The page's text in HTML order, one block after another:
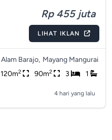
Rp 455 juta
LIHAT IKLAN
Alam Barajo, Mayang Mangurai
120m2 90m2 3 1
4 hari yang lalu